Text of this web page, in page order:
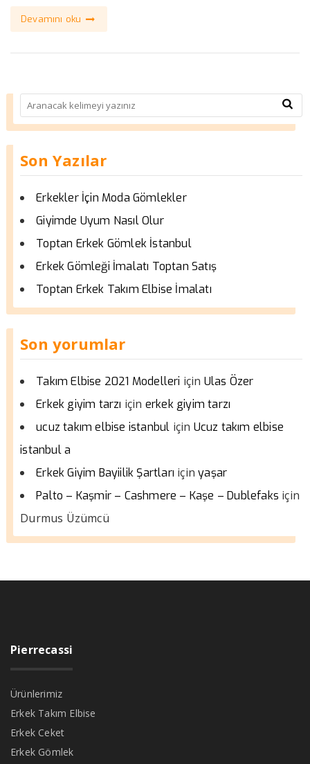
Devamını oku
Son Yazılar
Erkekler İçin Moda Gömlekler
Giyimde Uyum Nasıl Olur
Toptan Erkek Gömlek İstanbul
Erkek Gömleği İmalatı Toptan Satış
Toptan Erkek Takım Elbise İmalatı
Son yorumlar
Takım Elbise 2021 Modelleri için Ulas Özer
Erkek giyim tarzı için erkek giyim tarzı
ucuz takım elbise istanbul için Ucuz takım elbise
istanbul a
Erkek Giyim Bayiilik Şartları içinyaşar
Palto – Kaşmir – Cashmere – Kaşe – Dublefaks için
Durmus Üzümcü
Pierrecassi
Ürünlerimiz
Erkek Takım Elbise
Erkek Ceket
Erkek Gömlek